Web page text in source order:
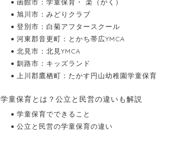
旭川市：みどりクラブ
登別市：白菊アフタースクール
河東郡音更町：とかち帯広YMCA
北見市：北見YMCA
釧路市：キッズランド
上川郡鷹栖町：たかす円山幼稚園学童保育
学童保育とは？公立と民営の違いも解説
学童保育でできること
公立と民営の学童保育の違い